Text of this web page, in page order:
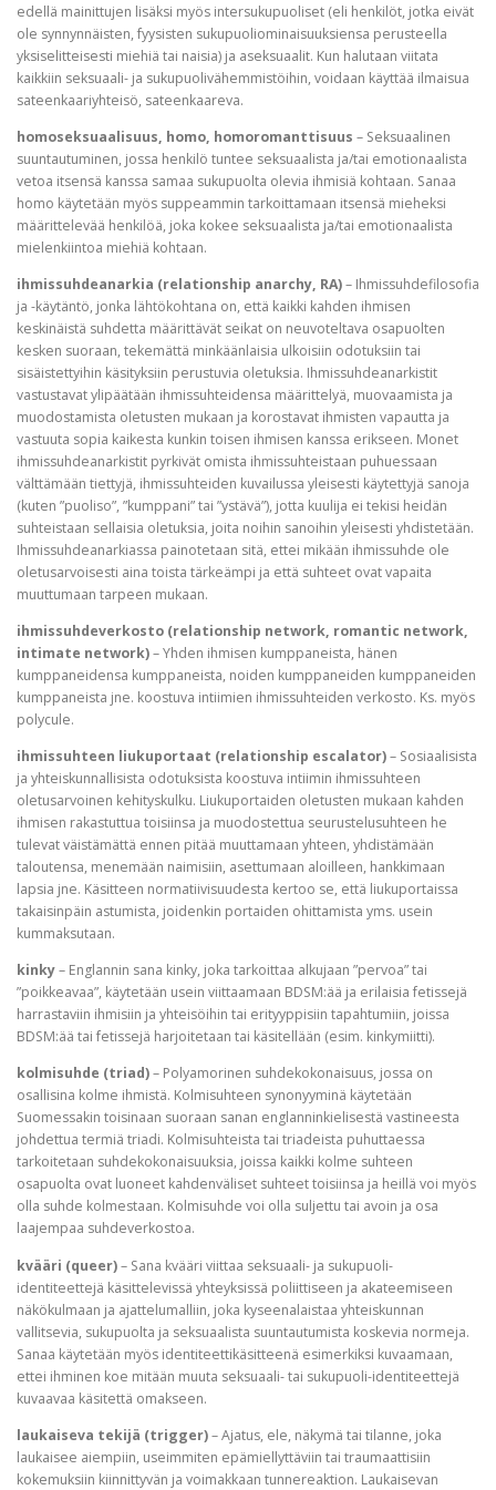
edellä mainittujen lisäksi myös intersukupuoliset (eli henkilöt, jotka eivät
ole synnynnäisten, fyysisten sukupuoliominaisuuksiensa perusteella
yksiselitteisesti miehiä tai naisia) ja aseksuaalit. Kun halutaan viitata
kaikkiin seksuaali- ja sukupuolivähemmistöihin, voidaan käyttää ilmaisua
sateenkaariyhteisö, sateenkaareva.
homoseksuaalisuus, homo, homoromanttisuus – Seksuaalinen
suuntautuminen, jossa henkilö tuntee seksuaalista ja/tai emotionaalista
vetoa itsensä kanssa samaa sukupuolta olevia ihmisiä kohtaan. Sanaa
homo käytetään myös suppeammin tarkoittamaan itsensä mieheksi
määrittelevää henkilöä, joka kokee seksuaalista ja/tai emotionaalista
mielenkiintoa miehiä kohtaan.
ihmissuhdeanarkia (relationship anarchy, RA)– Ihmissuhdefilosofia
ja -käytäntö, jonka lähtökohtana on, että kaikki kahden ihmisen
keskinäistä suhdetta määrittävät seikat on neuvoteltava osapuolten
kesken suoraan, tekemättä minkäänlaisia ulkoisiin odotuksiin tai
sisäistettyihin käsityksiin perustuvia oletuksia. Ihmissuhdeanarkistit
vastustavat ylipäätään ihmissuhteidensa määrittelyä, muovaamista ja
muodostamista oletusten mukaan ja korostavat ihmisten vapautta ja
vastuuta sopia kaikesta kunkin toisen ihmisen kanssa erikseen. Monet
ihmissuhdeanarkistit pyrkivät omista ihmissuhteistaan puhuessaan
välttämään tiettyjä, ihmissuhteiden kuvailussa yleisesti käytettyjä sanoja
(kuten ”puoliso”, ”kumppani” tai ”ystävä”), jotta kuulija ei tekisi heidän
suhteistaan sellaisia oletuksia, joita noihin sanoihin yleisesti yhdistetään.
Ihmissuhdeanarkiassa painotetaan sitä, ettei mikään ihmissuhde ole
oletusarvoisesti aina toista tärkeämpi ja että suhteet ovat vapaita
muuttumaan tarpeen mukaan.
ihmissuhdeverkosto (relationship network, romantic network,
intimate network)– Yhden ihmisen kumppaneista, hänen
kumppaneidensa kumppaneista, noiden kumppaneiden kumppaneiden
kumppaneista jne. koostuva intiimien ihmissuhteiden verkosto. Ks. myös
polycule.
ihmissuhteen liukuportaat (relationship escalator)– Sosiaalisista
ja yhteiskunnallisista odotuksista koostuva intiimin ihmissuhteen
oletusarvoinen kehityskulku. Liukuportaiden oletusten mukaan kahden
ihmisen rakastuttua toisiinsa ja muodostettua seurustelusuhteen he
tulevat väistämättä ennen pitää muuttamaan yhteen, yhdistämään
taloutensa, menemään naimisiin, asettumaan aloilleen, hankkimaan
lapsia jne. Käsitteen normatiivisuudesta kertoo se, että liukuportaissa
takaisinpäin astumista, joidenkin portaiden ohittamista yms. usein
kummaksutaan.
kinky– Englannin sana kinky, joka tarkoittaa alkujaan ”pervoa” tai
”poikkeavaa”, käytetään usein viittaamaan BDSM:ää ja erilaisia fetissejä
harrastaviin ihmisiin ja yhteisöihin tai erityyppisiin tapahtumiin, joissa
BDSM:ää tai fetissejä harjoitetaan tai käsitellään (esim. kinkymiitti).
kolmisuhde (triad)– Polyamorinen suhdekokonaisuus, jossa on
osallisina kolme ihmistä. Kolmisuhteen synonyyminä käytetään
Suomessakin toisinaan suoraan sanan englanninkielisestä vastineesta
johdettua termiä triadi. Kolmisuhteista tai triadeista puhuttaessa
tarkoitetaan suhdekokonaisuuksia, joissa kaikki kolme suhteen
osapuolta ovat luoneet kahdenväliset suhteet toisiinsa ja heillä voi myös
olla suhde kolmestaan. Kolmisuhde voi olla suljettu tai avoin ja osa
laajempaa suhdeverkostoa.
kvääri (queer)– Sana kvääri viittaa seksuaali- ja sukupuoli-
identiteettejä käsittelevissä yhteyksissä poliittiseen ja akateemiseen
näkökulmaan ja ajattelumalliin, joka kyseenalaistaa yhteiskunnan
vallitsevia, sukupuolta ja seksuaalista suuntautumista koskevia normeja.
Sanaa käytetään myös identiteettikäsitteenä esimerkiksi kuvaamaan,
ettei ihminen koe mitään muuta seksuaali- tai sukupuoli-identiteettejä
kuvaavaa käsitettä omakseen.
laukaiseva tekijä (trigger)– Ajatus, ele, näkymä tai tilanne, joka
laukaisee aiempiin, useimmiten epämiellyttäviin tai traumaattisiin
kokemuksiin kiinnittyvän ja voimakkaan tunnereaktion. Laukaisevan